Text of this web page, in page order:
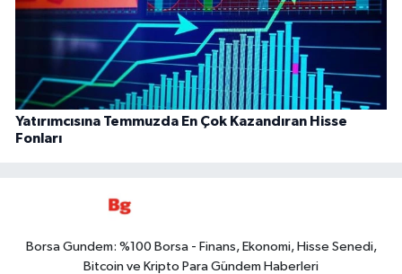
Yatırımcısına Temmuzda En Çok Kazandıran Hisse
Fonları
Borsa Gundem: %100 Borsa - Finans, Ekonomi, Hisse Senedi,
Bitcoin ve Kripto Para Gündem Haberleri